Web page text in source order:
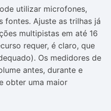
utilizar microfones,
fontes. Ajuste as trilhas já
multipistas em até 16
requer, é claro, que
Os medidores de
antes, durante e
obter uma maior